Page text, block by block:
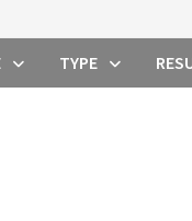
TYPE